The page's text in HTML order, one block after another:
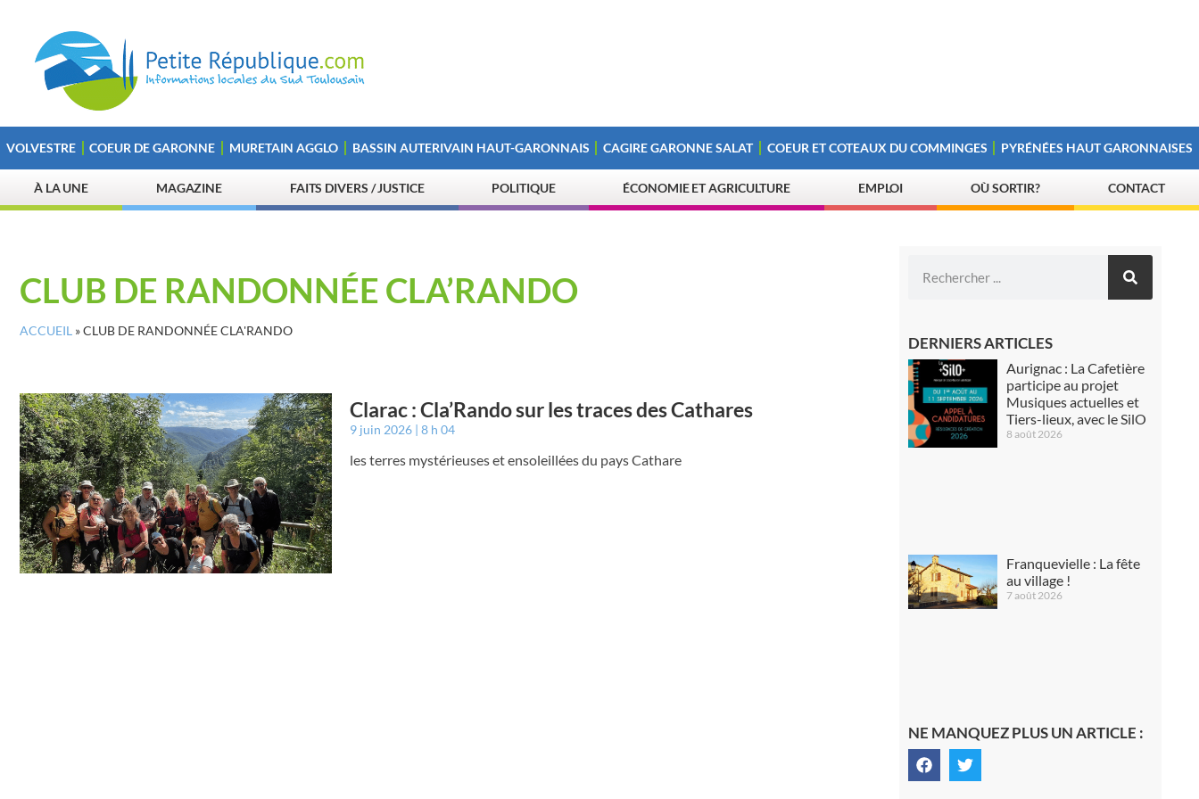
VOLVESTRE COEUR DE GARONNE MURETAIN AGGLO BASSIN AUTERIVAIN HAUT-GARONNAIS CAGIRE GARONNE SALAT COEUR ET COTEAUX DU COMMINGES PYRÉNÉES HAUT GARONNAISES
À LA UNE MAGAZINE FAITS DIVERS / JUSTICE POLITIQUE ÉCONOMIE ET AGRICULTURE EMPLOI OÙ SORTIR? CONTACT
CLUB DE RANDONNÉE CLA’RANDO
ACCUEIL »CLUB DE RANDONNÉE CLA'RANDO
Clarac : Cla’Rando sur les traces des Cathares
9 juin 2026 8 h 04
les terres mystérieuses et ensoleillées du pays Cathare
DERNIERS ARTICLES
Aurignac : La Cafetière
participe au projet
Musiques actuelles et
Tiers-lieux, avec le SilO
8 août 2026
Franquevielle : La fête
au village !
7 août 2026
NE MANQUEZ PLUS UN ARTICLE :